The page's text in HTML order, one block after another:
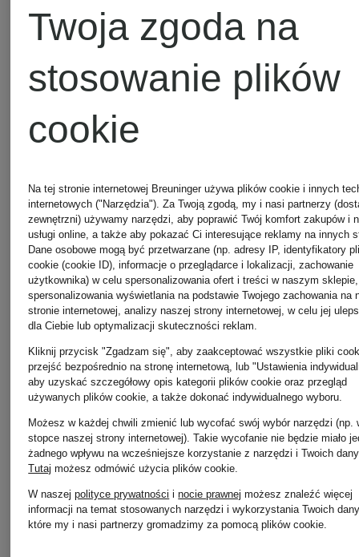
10DAYS
Betty
Barclay
CAMBIO
CATNOIR
CIRCOLO
1901
MARC
MARC
CAIN
Marc
O'Polo
Max
Mara
Twoja zgoda na
stosowanie plików
cookie
Na tej stronie internetowej Breuninger używa plików cookie i innych
internetowych ("Narzędzia"). Za Twoją zgodą, my i nasi partnerzy
zewnętrzni) używamy narzędzi, aby poprawić Twój komfort zakupów i
usługi online, a także aby pokazać Ci interesujące reklamy na innych
Dane osobowe mogą być przetwarzane (np. adresy IP, identyfikatory
cookie (cookie ID), informacje o przeglądarce i lokalizacji, zachowanie
użytkownika) w celu spersonalizowania ofert i treści w naszym sklepie,
spersonalizowania wyświetlania na podstawie Twojego zachowania na
stronie internetowej, analizy naszej strony internetowej, w celu jej
dla Ciebie lub optymalizacji skuteczności reklam.
Kliknij przycisk "Zgadzam się", aby zaakceptować wszystkie pliki
przejść bezpośrednio na stronę internetową, lub "Ustawienia
aby uzyskać szczegółowy opis kategorii plików cookie oraz przegląd
używanych plików cookie, a także dokonać indywidualnego wyboru.
Możesz w każdej chwili zmienić lub wycofać swój wybór narzędzi (np.
stopce naszej strony internetowej). Takie wycofanie nie będzie miało
żadnego wpływu na wcześniejsze korzystanie z narzędzi i Twoich
Tutaj możesz odmówić użycia plików cookie.
W naszejpolityce prywatności inocie prawnej możesz znaleźć więcej
informacji na temat stosowanych narzędzi i wykorzystania Twoich
które my i nasi partnerzy gromadzimy za pomocą plików cookie.